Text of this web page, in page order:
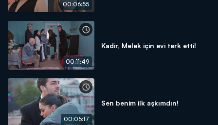
00:06:55
00:11:49
Kadir, Melek için evi terk etti!
00:05:17
Sen benim ilk aşkımdın!